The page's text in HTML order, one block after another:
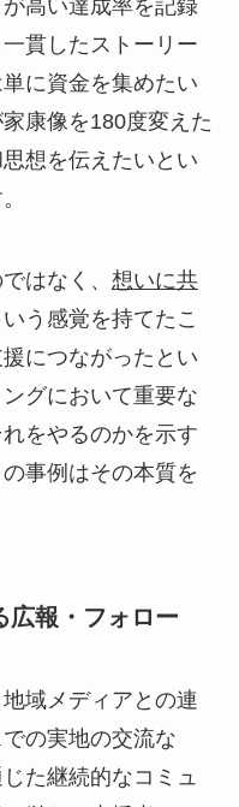
高い達成率を記録
貫したストーリー
に資金を集めたい
康像を180度変えた
想を伝えたいとい
はなく、 想いに共
いう感覚を持てたこ
につながったとい
グにおいて重要な
をやるのかを示す
事例はその本質を
広報・フォロー
域メディアとの連
の実地の交流な
た継続的なコミュ